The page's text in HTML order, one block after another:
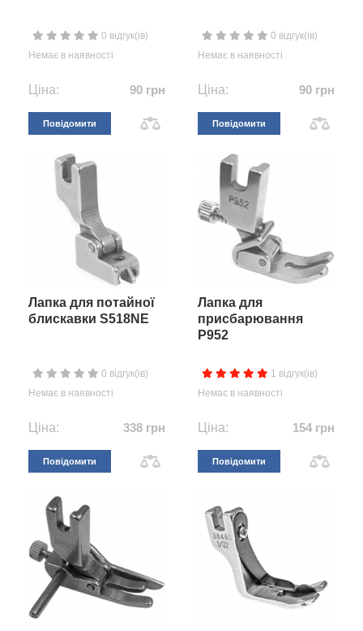
0 відгук(ів)
Немає в наявності
Ціна: 90 грн
Повідомити
0 відгук(ів)
Немає в наявності
Ціна: 90 грн
Повідомити
Лапка для потайної
блискавки S518NE
0 відгук(ів)
Немає в наявності
Ціна: 338 грн
Повідомити
Лапка для
присбарювання
P952
1 відгук(ів)
Немає в наявності
Ціна: 154 грн
Повідомити